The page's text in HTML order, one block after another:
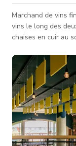
Marchand de vins
vins le long des
chaises en cuir au sol pour
! Vous êtes
une ambiance
sélection
L'espace est
photo.